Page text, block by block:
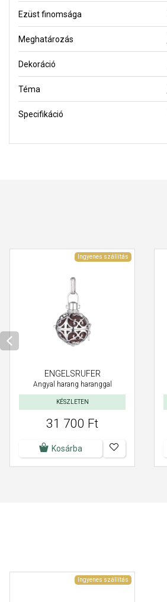
Ezüst finomsága
Meghatározás
Dekoráció
Téma
Specifikáció
Ingyenes szállítás
ENGELSRUFER
Angyal harang haranggal
KÉSZLETEN
31 700 Ft
Kosárba
Ingyenes szállítás